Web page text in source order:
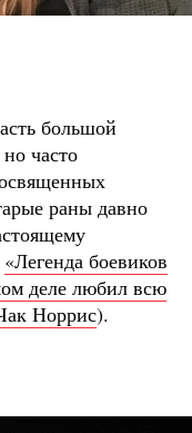
большой
часто
раны давно
«Легенда боевиков
деле любил всю
Норрис).